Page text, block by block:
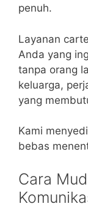
penuh.
Layanan
Anda yang
tanpa orang
keluarga,
yang
Kami
bebas
Cara